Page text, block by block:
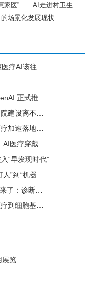
走进村卫生室，基层医疗悄然生变
场景化发展现状
该往哪发力
入医疗意味着什么？
力（附自查表）
前沿资讯速览
据”转向“给行动”
“早发现时代”
机器盯数据”
病不再“无药可医”？
医疗产业增长密码
展览